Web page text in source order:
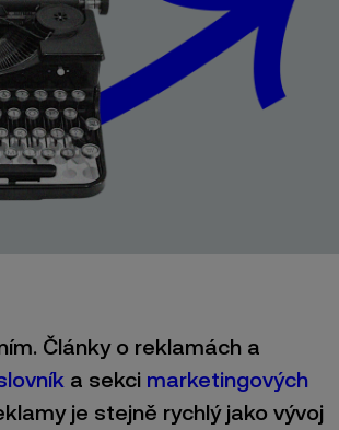
Články o reklamách a
a sekci marketingových
je stejně rychlý jako vývoj